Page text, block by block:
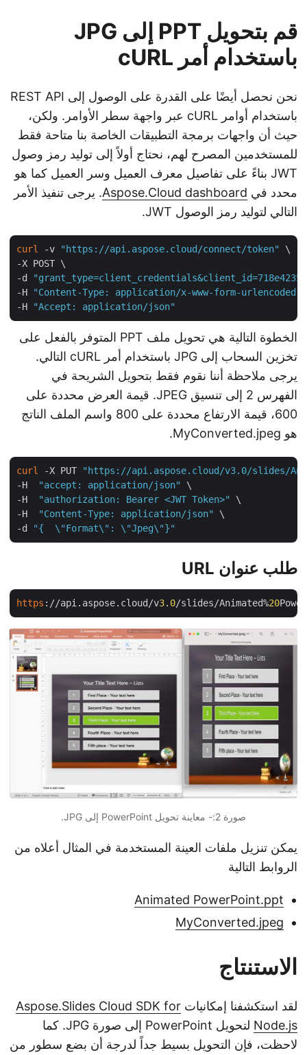
قم بتحويل PPT إلى JPG
باستخدام أمر cURL
نحن نحصل أيضًا على القدرة على الوصول إلى REST API
باستخدام أوامر cURL عبر واجهة سطر الأوامر. ولكن،
حيث أن واجهات برمجة التطبيقات الخاصة بنا متاحة فقط
للمستخدمين المصرح لهم، نحتاج أولاً إلى توليد رمز وصول
JWT بناءً على تفاصيل معرف العميل وسر العميل كما هو
محدد في Aspose.Cloud dashboard. يرجى تنفيذ الأمر
التالي لتوليد رمز الوصول JWT.
curl -v "https://api.aspose.cloud/connect/token"
\
-X POST \
-d
"grant_type=client_credentials&client_id=718e4235-
-H
"Content-Type: application/x-www-form-urlencoded"
-H
"Accept: application/json"
الخطوة التالية هي تحويل ملف PPT المتوفر بالفعل على
تخزين السحاب إلى JPG باستخدام أمر cURL التالي.
يرجى ملاحظة أننا نقوم فقط بتحويل الشريحة في
الفهرس 2 إلى تنسيق JPEG. قيمة العرض محددة على
600، قيمة الارتفاع محددة على 800 واسم الملف الناتج
هو MyConverted.jpeg.
curl -X PUT
"https://api.aspose.cloud/v3.0/slides/
-H
"accept: application/json"
\
-H
"authorization: Bearer <JWT Token>"
\
-H
"Content-Type: application/json"
\
-d
"{  \"Format\": \"Jpeg\"}"
طلب عنوان URL
https ://api.aspose.cloud/v3. 0/slides/Animated%20
صورة 2:- معاينة تحويل PowerPoint إلى JPG.
يمكن تنزيل ملفات العينة المستخدمة في المثال أعلاه من
الروابط التالية
Animated PowerPoint.ppt
MyConverted.jpeg
الاستنتاج
لقد استكشفنا إمكانيات Aspose.Slides Cloud SDK for
Node.js
لتحويل PowerPoint إلى صورة JPG. كما
لاحظت، فإن التحويل بسيط جداً لدرجة أن بضع سطور من